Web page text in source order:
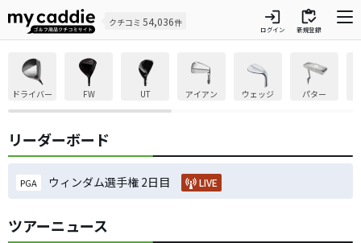
クチコミ 54,036件 login
ログイン
inventory
新規登録
ドライバー FW UT アイアン ウェッジ パター
リーダーボード
PGA ウィンダム選手権 2日目 LIVE
ツアーニュース